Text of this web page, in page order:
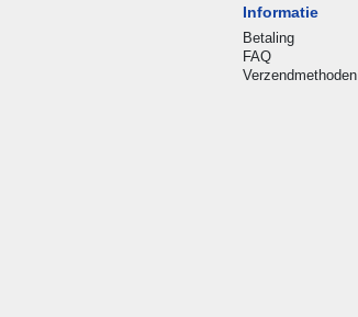
Informatie
Betaling
FAQ
Verzendmethoden